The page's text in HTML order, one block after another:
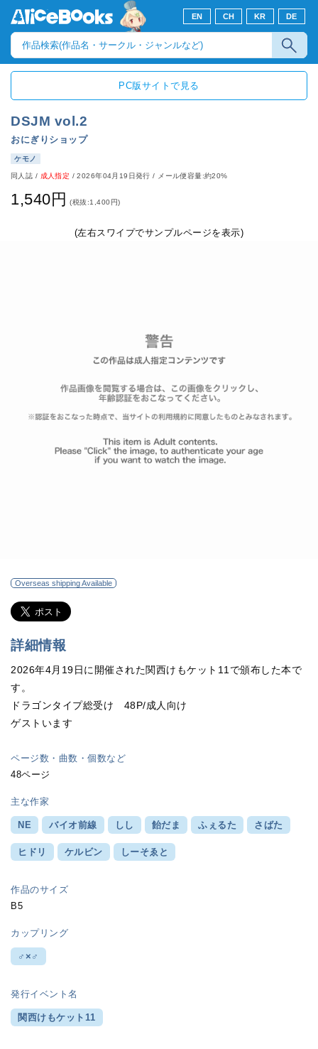
EN CH KR DE
PC版サイトで見る
DSJM vol.2
おにぎりショップ
ケモノ
同人誌 / 成人指定 /2026年04月19日発行 / メール便容量:約20%
1,540円 (税抜:1,400円)
(左右スワイプでサンプルページを表示)
Overseas shipping Available
詳細情報
2026年4月19日に開催された関西けもケット11で頒布した本で
す。
ドラゴンタイプ総受け 48P/成人向け
ゲストいます
ページ数・曲数・個数など
48ページ
主な作家
NE バイオ前線 しし 飴だま ふぇるた さばた
ヒドリ ケルビン しーそゑと
作品のサイズ
B5
カップリング
♂×♂
発行イベント名
関西けもケット11